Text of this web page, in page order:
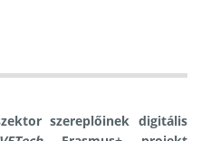
szereplőinek digitális